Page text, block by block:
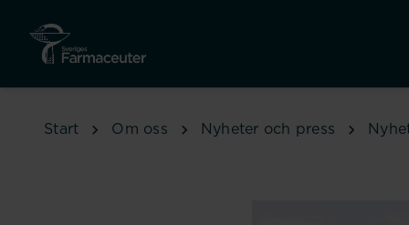
Start Om oss Nyheter och press